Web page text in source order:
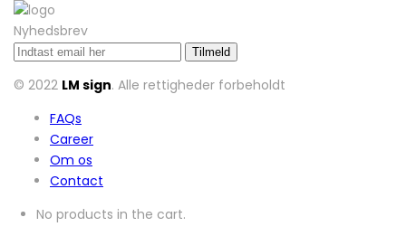
Nyhedsbrev
© 2022 LM sign. Alle rettigheder forbeholdt
FAQs
Career
Om os
Contact
No products in the cart.